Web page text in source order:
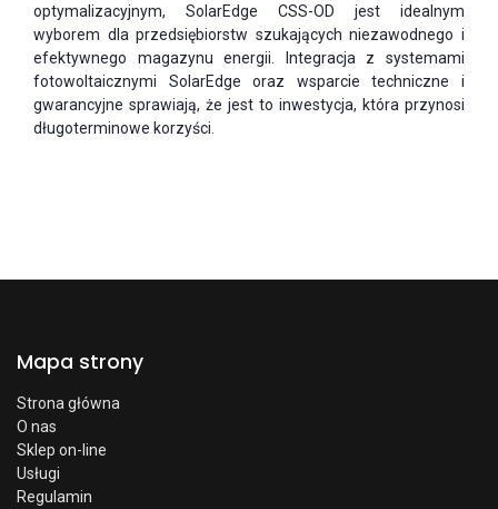
optymalizacyjnym, SolarEdge CSS-OD jest idealnym
wyborem dla przedsiębiorstw szukających niezawodnego i
efektywnego magazynu energii. Integracja z systemami
fotowoltaicznymi SolarEdge oraz wsparcie techniczne i
gwarancyjne sprawiają, że jest to inwestycja, która przynosi
długoterminowe korzyści.
Mapa strony
Strona główna
O nas
Sklep on-line
Usługi
Regulamin